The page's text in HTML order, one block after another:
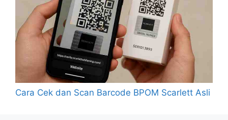
Cara Cek dan Scan Barcode BPOM Scarlett Asli